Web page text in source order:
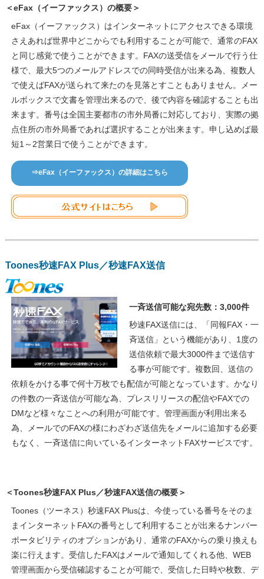
＜eFax（イーファックス）の概要＞
eFax（イーファックス）はインターネットにアクセスできる環境
さえあれば世界中どこからでも利用することが可能で、通常のFAX
と同じ感覚で使うことができます。FAXの送受信をメールで行う仕
様で、最大5つのメールアドレスでの同時受信が出来る為、複数人
で使えばFAXが送られて来たのを見落とすこともありません。メー
ルボックスで文書を管理出来るので、後で内容を確認することも出
来ます。番号は全国主要都市の市外局番に対応しており、実際の拠
点住所の市外局番であれば選択することが出来ます。申し込めば最
短1～2営業日で使うことができます。
⇒eFax（イーファックス）の詳細はこちら
Toones秒速FAX Plus／秒速FAX送信
一斉送信可能な宛先数：3,000件
秒速FAX送信には、「同報FAX・一
斉送信」という機能があり、1度の
送信依頼で最大3000件まで送信す
る事が可能です。複数回、送信の
依頼をかける事で何十万枚でも配信が可能となっています。かなり
の件数の一斉送信が可能な為、プレスリリースの配信やFAXでの
DMなど様々なことへの利用が可能です。管理画面が利用出来る
為、メールでのFAXの様にわざわざ送信先をメールに追加する必要
もなく、一斉送信に向いているインターネットFAXサービスです。
＜Toones秒速FAX Plus／秒速FAX送信の概要＞
Toones（ツーネス）秒速FAX Plusは、今使っている番号をそのま
まインターネットFAXの番号として利用することが出来るナンバー
ポータビリティのオプションがあり、通常のFAXからの乗り換えも
楽に行えます。受信したFAXはメールで通知してくれる他、WEB
管理画面から受信確認することが可能で、受信した日時や枚数、デ